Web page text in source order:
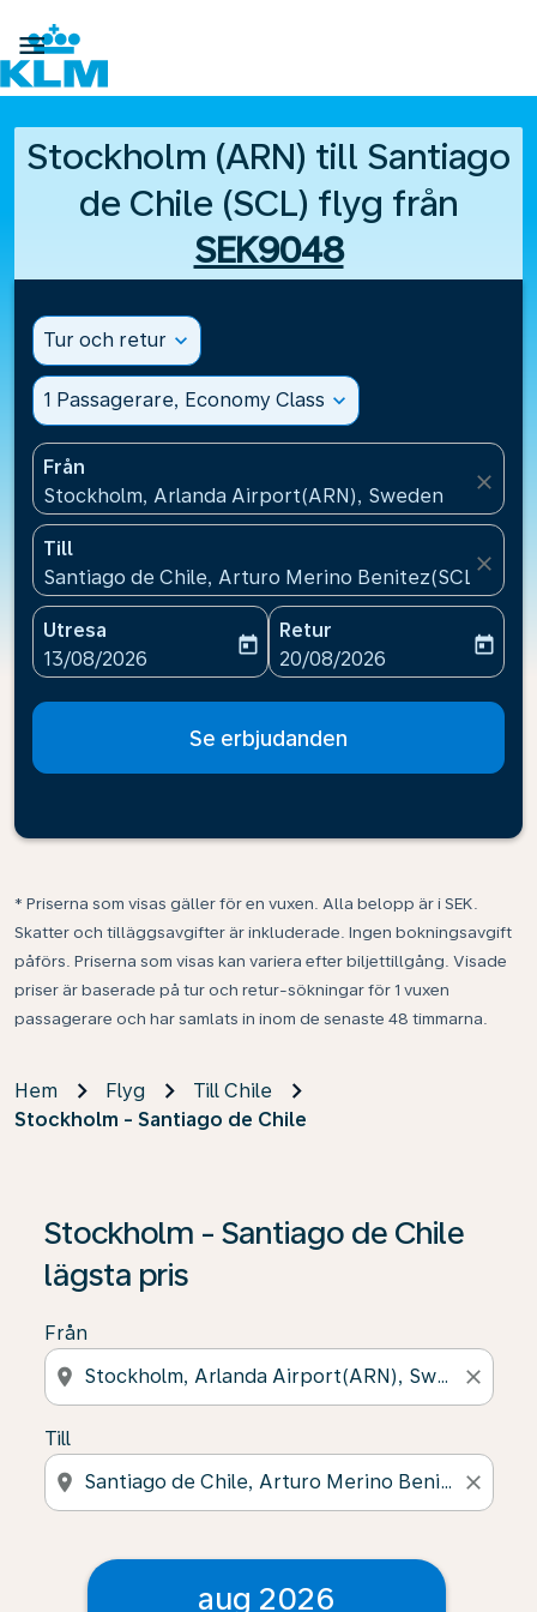

Stockholm (ARN) till Santiago
de Chile (SCL) flyg från
SEK9048
Tur och retur expand_more
1 Passagerare, Economy Class expand_more
Från
Stockholm, Arlanda Airport(ARN), Sweden
close
Till
Santiago de Chile, Arturo Merino Benitez(SCL),
close
Utresa
fc-booking-departure-date-aria-label
13/08/2026
today
Retur
fc-booking-return-date-
20/08/2026
today
Se erbjudanden
* Priserna som visas gäller för en vuxen. Alla belopp är i SEK.
Skatter och tilläggsavgifter är inkluderade. Ingen bokningsavgift
påförs. Priserna som visas kan variera efter biljettillgång. Visade
priser är baserade på tur och retur-sökningar för 1 vuxen
passagerare och har samlats in inom de senaste 48 timmarna.
Hem Flyg
Till Chile
Stockholm - Santiago de Chile
Stockholm - Santiago de Chile
lägsta pris
Från
location_on close
Till
location_on close
aug 2026